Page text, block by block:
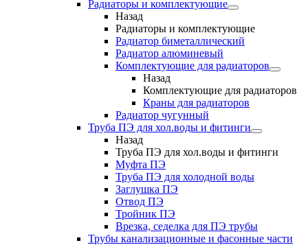
Радиаторы и комплектующие
Назад
Радиаторы и комплектующие
Радиатор биметаллический
Радиатор алюминевый
Комплектующие для радиаторов
Назад
Комплектующие для радиаторов
Краны для радиаторов
Радиатор чугунный
Труба ПЭ для хол.воды и фитинги
Назад
Труба ПЭ для хол.воды и фитинги
Муфта ПЭ
Труба ПЭ для холодной воды
Заглушка ПЭ
Отвод ПЭ
Тройник ПЭ
Врезка, седелка для ПЭ трубы
Трубы канализационные и фасонные части